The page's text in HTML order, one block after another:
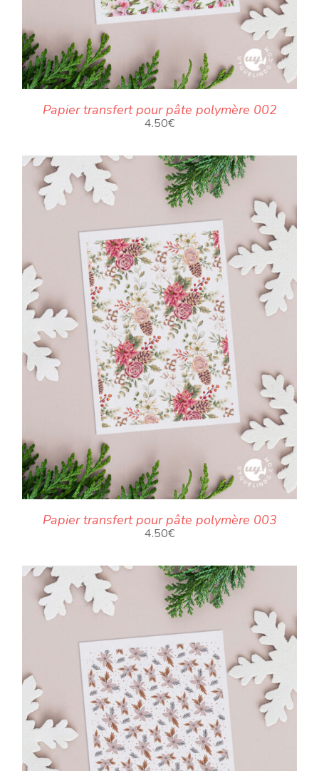
Papier transfert pour pâte polymère 002
4.50€
Papier transfert pour pâte polymère 003
4.50€